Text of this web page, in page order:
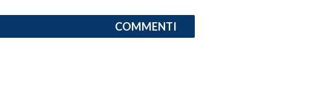
COMMENTI